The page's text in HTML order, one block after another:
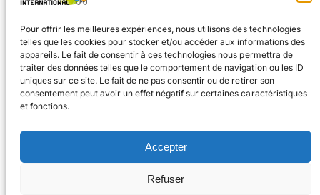
Pour offrir les meilleures expériences, nous utilisons des technologies
telles que les cookies pour stocker et/ou accéder aux informations des
appareils. Le fait de consentir à ces technologies nous permettra de
traiter des données telles que le comportement de navigation ou les ID
uniques sur ce site. Le fait de ne pas consentir ou de retirer son
consentement peut avoir un effet négatif sur certaines caractéristiques
et fonctions.
Accepter
Refuser
Sommaire du nº137
Facebook Instagram
#cyclocampinginternational